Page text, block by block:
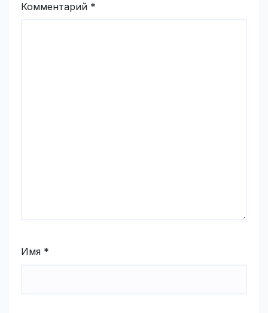
Комментарий *
Имя *